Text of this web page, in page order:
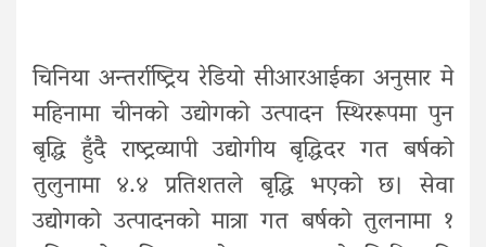
चिनिया अन्तर्राष्ट्रिय रेडियो सीआरआईका अनुसार मे
महिनामा चीनको उद्योगको उत्पादन स्थिररूपमा पुन
बृद्धि हुँदै राष्ट्रव्यापी उद्योगीय बृद्धिदर गत बर्षको
तुलुनामा ४.४ प्रतिशतले बृद्धि भएको छ। सेवा
उद्योगको उत्पादनको मात्रा गत बर्षको तुलनामा १